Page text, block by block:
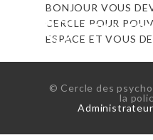
BONJOUR VOUS
CERCLE POUR
ESPACE ET VOUS
© Cercle des
la